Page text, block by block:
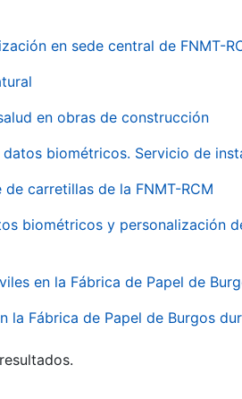
en sede central de FNMT-
en obras de construcción
biométricos. Servicio de
carretillas de la FNMT-RCM
biométricos y personalización
en la Fábrica de Papel de
la Fábrica de Papel de Burgos